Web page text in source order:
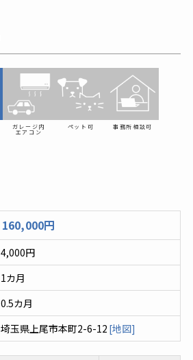
ガレージ内
エアコン
ペット可 事務所相談可
160,000円
4,000円
1カ月
0.5カ月
埼玉県上尾市本町2-6-12 [地図]